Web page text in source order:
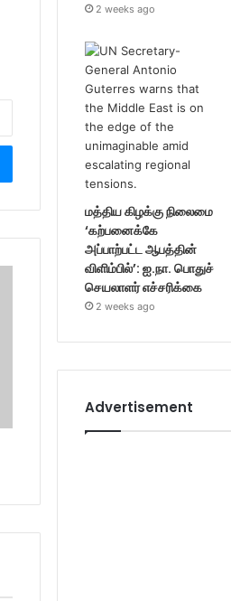
2 weeks ago
மத்திய கிழக்கு நிலைமை
‘கற்பனைக்கே
அப்பாற்பட்ட ஆபத்தின்
விளிம்பில்’: ஐ.நா. பொதுச்
செயலாளர் எச்சரிக்கை
2 weeks ago
Advertisement